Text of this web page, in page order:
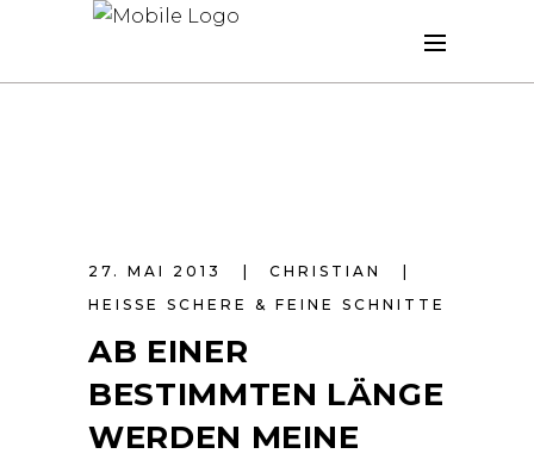
27. MAI 2013
CHRISTIAN
HEISSE SCHERE & FEINE SCHNITTE
AB EINER
BESTIMMTEN LÄNGE
WERDEN MEINE